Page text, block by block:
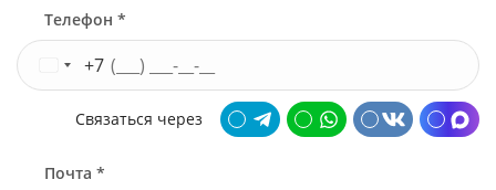
Телефон *
+7
Связаться через
Почта *